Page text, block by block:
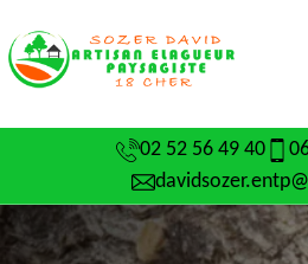
02 52 56 49 40